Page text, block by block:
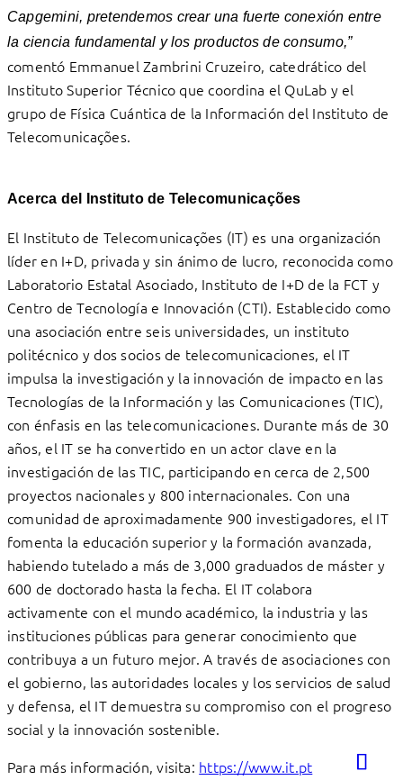
Capgemini, pretendemos crear una fuerte conexión entre
la ciencia fundamental y los productos de consumo,”
comentó Emmanuel Zambrini Cruzeiro, catedrático del
Instituto Superior Técnico que coordina el QuLab y el
grupo de Física Cuántica de la Información del Instituto de
Telecomunicações.
Acerca del Instituto de Telecomunicações
El Instituto de Telecomunicações (IT) es una organización
líder en I+D, privada y sin ánimo de lucro, reconocida como
Laboratorio Estatal Asociado, Instituto de I+D de la FCT y
Centro de Tecnología e Innovación (CTI). Establecido como
una asociación entre seis universidades, un instituto
politécnico y dos socios de telecomunicaciones, el IT
impulsa la investigación y la innovación de impacto en las
Tecnologías de la Información y las Comunicaciones (TIC),
con énfasis en las telecomunicaciones. Durante más de 30
años, el IT se ha convertido en un actor clave en la
investigación de las TIC, participando en cerca de 2,500
proyectos nacionales y 800 internacionales. Con una
comunidad de aproximadamente 900 investigadores, el IT
fomenta la educación superior y la formación avanzada,
habiendo tutelado a más de 3,000 graduados de máster y
600 de doctorado hasta la fecha. El IT colabora
activamente con el mundo académico, la industria y las
instituciones públicas para generar conocimiento que
contribuya a un futuro mejor. A través de asociaciones con
el gobierno, las autoridades locales y los servicios de salud
y defensa, el IT demuestra su compromiso con el progreso
social y la innovación sostenible.
Para más información, visita: https://www.it.pt